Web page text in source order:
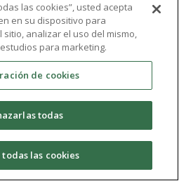
las cookies”, usted acepta
en su dispositivo para
analizar el uso del mismo,
para marketing.
de cookies
todas
las cookies